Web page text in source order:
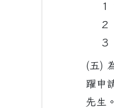
(五)
躍申
先生。